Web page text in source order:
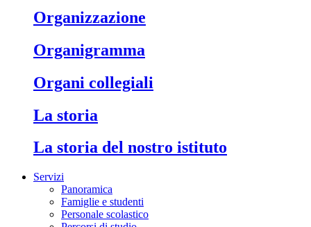
Organizzazione
Organigramma
Organi collegiali
La storia
La storia del nostro istituto
Servizi
Panoramica
Famiglie e studenti
Personale scolastico